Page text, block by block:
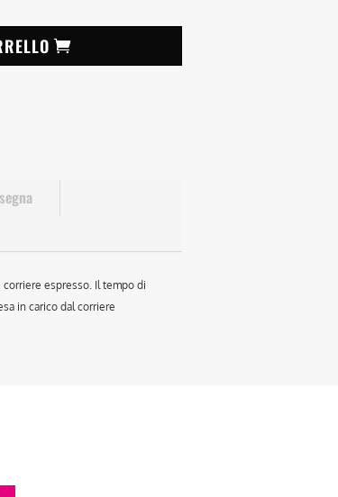
espresso. Il tempo di
in carico dal corriere